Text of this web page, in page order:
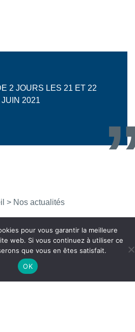
2 JOURS LES 21 ET 22
JUIN 2021
> Nos actualités
pour vous garantir la meilleure
web. Si vous continuez à utiliser ce
que vous en êtes satisfait.
OK